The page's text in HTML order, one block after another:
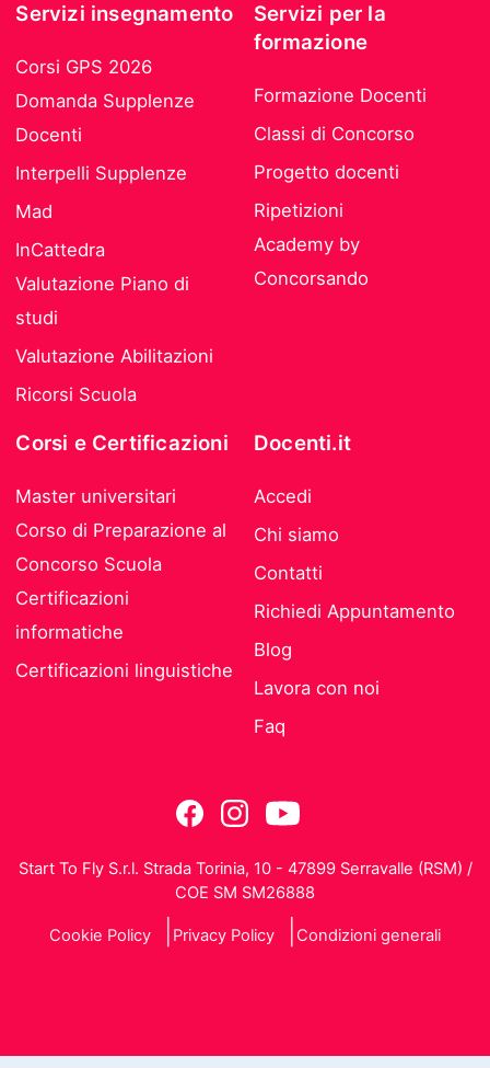
Servizi insegnamento
Corsi GPS 2026
Domanda Supplenze
Docenti
Interpelli Supplenze
Mad
InCattedra
Valutazione Piano di
studi
Valutazione Abilitazioni
Ricorsi Scuola
Servizi per la
formazione
Formazione Docenti
Classi di Concorso
Progetto docenti
Ripetizioni
Academy by
Concorsando
Corsi e Certificazioni
Master universitari
Corso di Preparazione al
Concorso Scuola
Certificazioni
informatiche
Certificazioni linguistiche
Docenti.it
Accedi
Chi siamo
Contatti
Richiedi Appuntamento
Blog
Lavora con noi
Faq
Start To Fly S.r.l. Strada Torinia, 10 - 47899 Serravalle (RSM) /
COE SM SM26888
Cookie Policy Privacy Policy Condizioni generali